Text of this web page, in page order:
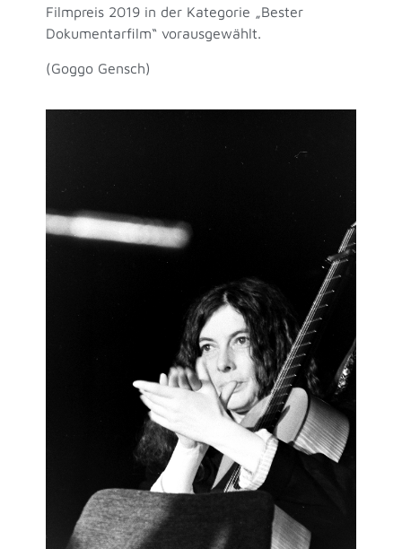
Filmpreis 2019 in der Kategorie „Bester
Dokumentarfilm“ vorausgewählt.
(Goggo Gensch)